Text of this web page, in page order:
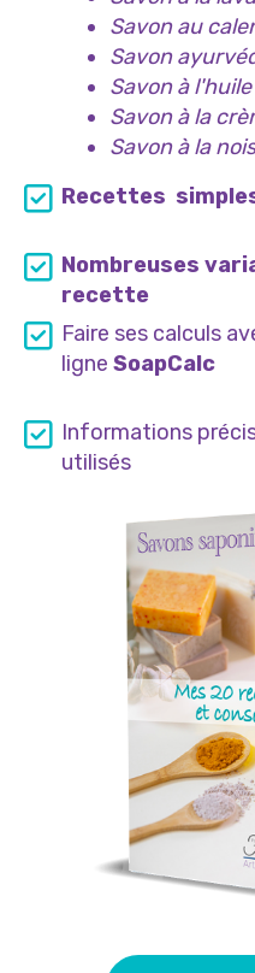
Savon au
Savon
Savon à
Savon à la
Savon à la
Recettes
Nombreuses
recette
Faire ses calculs
ligne SoapCalc
Informations
utilisés